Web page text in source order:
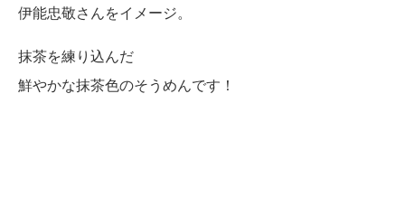
伊能忠敬さんをイメージ。
抹茶を練り込んだ
鮮やかな抹茶色のそうめんです！